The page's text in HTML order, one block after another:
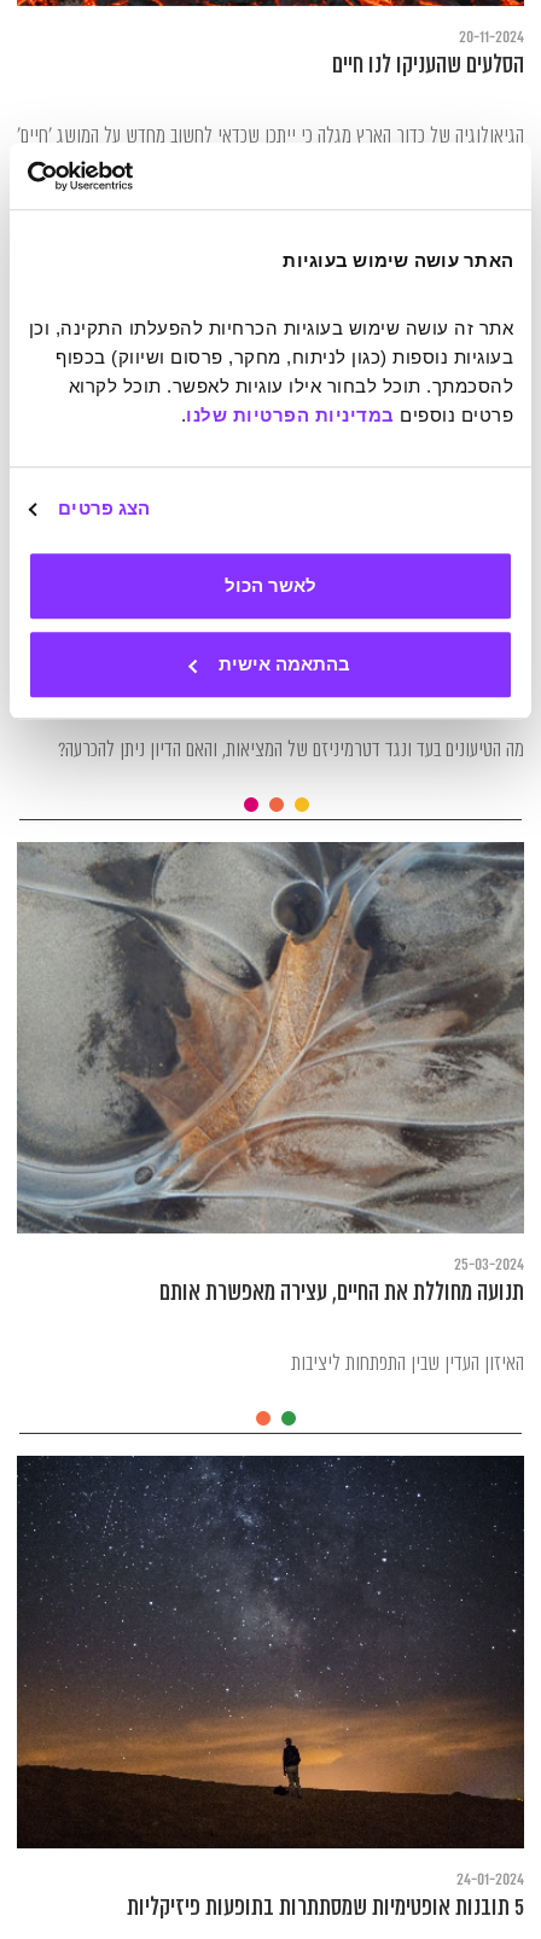
האתר עושה שימוש בעוגיות
פרטים נוספים במדיניות הפרטיות שלנו.
הצג פרטים
לאשר הכול
בהתאמה אישית
20-11-2024
הסלעים שהעניקו לנו חיים
הגיאולוגיה של כדור הארץ מגלה כי ייתכן שכדאי לחשוב מחדש על המושג 'חיים'
החופש לבחור בחופש בחירה
מה הטיעונים בעד ונגד דטרמיניזם של המציאות, והאם הדיון ניתן להכרעה?
25-03-2024
תנועה מחוללת את החיים, עצירה מאפשרת אותם
האיזון העדין שבין התפתחות ליציבות
24-01-2024
5 תובנות אופטימיות שמסתתרות בתופעות פיזיקליות